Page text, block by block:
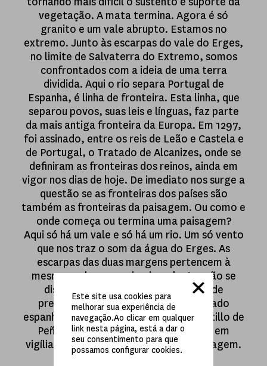
Este site usa cookies para
melhorar sua experiência de
navegação.Ao clicar em qualquer
link nesta página, está a dar o
seu consentimento para que
possamos configurar cookies.
vegetação. A mata termina. Agora é só
granito e um vale abrupto. Estamos no
extremo. Junto às escarpas do vale do Erges,
no limite de Salvaterra do Extremo, somos
confrontados com a ideia de uma terra
dividida. Aqui o rio separa Portugal de
Espanha, é linha de fronteira. Esta linha, que
separou povos, suas leis e línguas, faz parte
da mais antiga fronteira da Europa. Em 1297,
foi assinado, entre os reis de Leão e Castela e
de Portugal, o Tratado de Alcanizes, onde se
definiram as fronteiras dos reinos, ainda em
vigor nos dias de hoje. De imediato nos surge a
questão se as fronteiras dos países são
também as fronteiras da paisagem. Ou como e
onde começa ou termina uma paisagem?
Aqui só há um vale e só há um rio. Um só vento
que nos traz o som da água do Erges. As
escarpas das duas margens pertencem à
mesma rocha e os animais e plantas não se
distinguem no idioma. Os vestígios de
presença humana são escassos. No lado
espanhol, um castelo abandonado (Castillo de
Peñafiel), no português, uma atalaia em
vigília. São construções de uma só paisagem.
Uma paisagem de fronteira.